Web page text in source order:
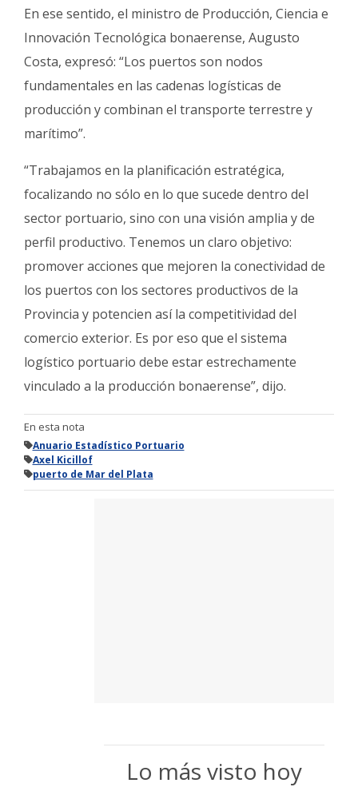
En ese sentido, el ministro de Producción, Ciencia e
Innovación Tecnológica bonaerense, Augusto
Costa, expresó: “Los puertos son nodos
fundamentales en las cadenas logísticas de
producción y combinan el transporte terrestre y
marítimo”.
“Trabajamos en la planificación estratégica,
focalizando no sólo en lo que sucede dentro del
sector portuario, sino con una visión amplia y de
perfil productivo. Tenemos un claro objetivo:
promover acciones que mejoren la conectividad de
los puertos con los sectores productivos de la
Provincia y potencien así la competitividad del
comercio exterior. Es por eso que el sistema
logístico portuario debe estar estrechamente
vinculado a la producción bonaerense”, dijo.
En esta nota
Anuario Estadístico Portuario
Axel Kicillof
puerto de Mar del Plata
Lo más visto hoy